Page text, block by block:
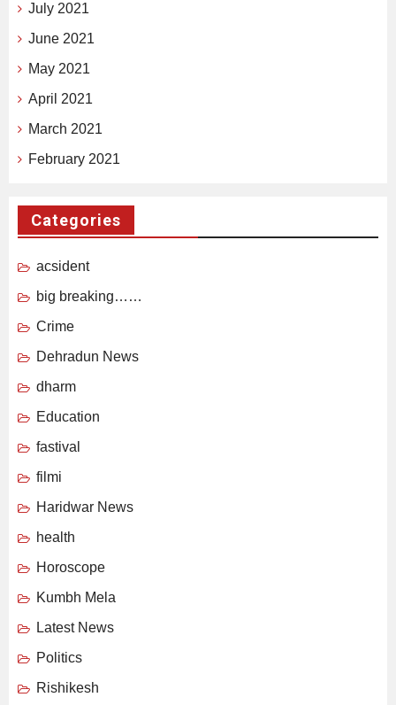
July 2021
June 2021
May 2021
April 2021
March 2021
February 2021
Categories
acsident
big breaking……
Crime
Dehradun News
dharm
Education
fastival
filmi
Haridwar News
health
Horoscope
Kumbh Mela
Latest News
Politics
Rishikesh